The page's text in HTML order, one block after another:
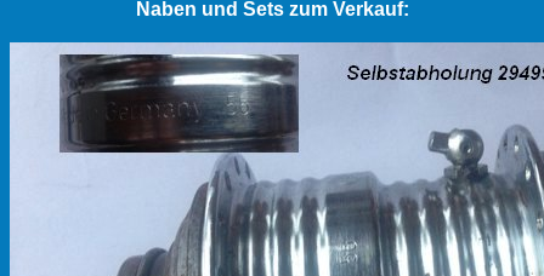
Naben und Sets zum Verkauf: